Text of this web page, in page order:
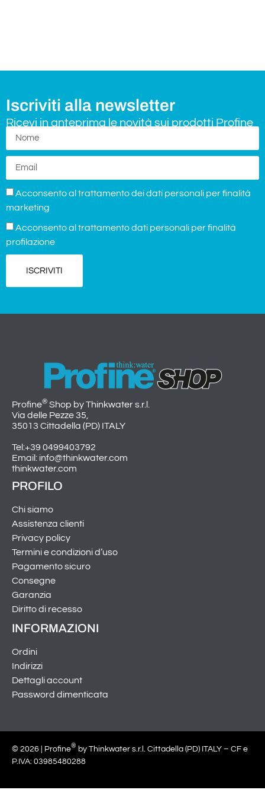
Iscriviti alla newsletter
Ricevi in anteprima le novità sui prodotti Profine
Acconsento al trattamento dei dati personali per finalità
marketing
Acconsento al trattamento dati personali per finalità
profilazione
ISCRIVITI
Profine® Shop by Thinkwater s.r.l.
Via delle Pezze 35,
35013 Cittadella (PD) ITALY
Tel:+39 0499403792
Email: info@thinkwater.com
thinkwater.com
PROFILO
Chi siamo
Assistenza clienti
Privacy policy
Termini e condizioni d’uso
Pagamento sicuro
Consegne
Garanzia
Diritto di recesso
INFORMAZIONI
Ordini
Indirizzi
Dettagli account
Password dimenticata
© 2026 | Profine® by Thinkwater s.r.l. Cittadella (PD) ITALY – CF e
P.IVA: 03985480288